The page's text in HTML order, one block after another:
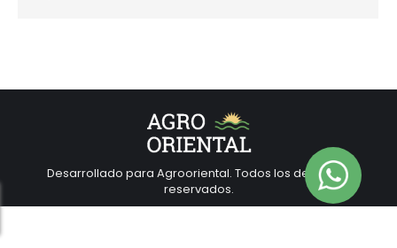
Desarrollado para Agrooriental. Todos los derechos
reservados.